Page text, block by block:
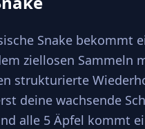
Snake bekommt
ziellosen Sammeln
strukturierte
deine wachsende
alle 5 Äpfel kommt